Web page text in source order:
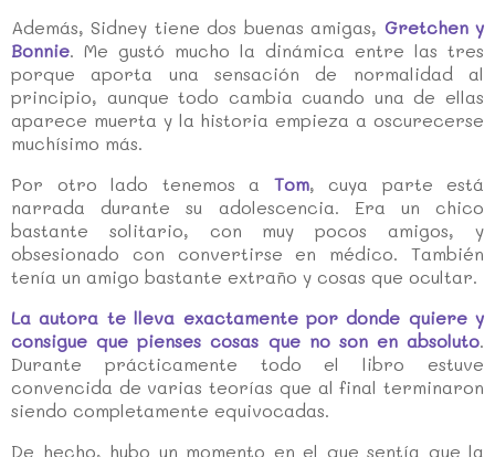
Además, Sidney tiene dos buenas amigas, Gretchen y
Bonnie. Me gustó mucho la dinámica entre las tres
porque aporta una sensación de normalidad al
principio, aunque todo cambia cuando una de ellas
aparece muerta y la historia empieza a oscurecerse
muchísimo más.
Por otro lado tenemos a Tom, cuya parte está
narrada durante su adolescencia. Era un chico
bastante solitario, con muy pocos amigos, y
obsesionado con convertirse en médico. También
tenía un amigo bastante extraño y cosas que ocultar.
La autora te lleva exactamente por donde quiere y
consigue que pienses cosas que no son en absoluto.
Durante prácticamente todo el libro estuve
convencida de varias teorías que al final terminaron
siendo completamente equivocadas.
De hecho, hubo un momento en el que sentía que la